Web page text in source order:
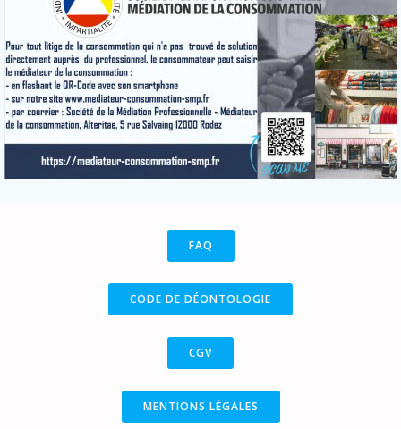
FAQ
CODE DE DÉONTOLOGIE
CGV
MENTIONS LÉGALES